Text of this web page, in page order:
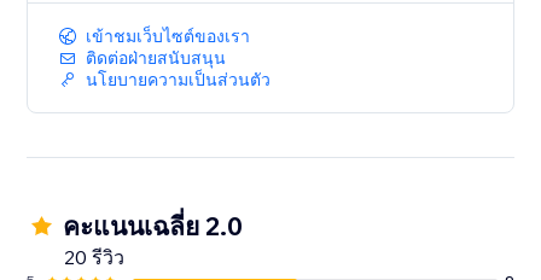
เข้าชมเว็บไซต์ของเรา
ติดต่อฝ่ายสนับสนุน
นโยบายความเป็นส่วนตัว
คะแนนเฉลี่ย 2.0
20 รีวิว